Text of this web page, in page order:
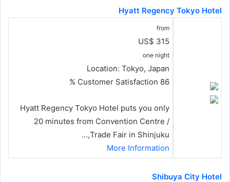
Hyatt Regency Tokyo Hotel
from
US$ 315
one night
Location: Tokyo, Japan
Customer Satisfaction 86 %
Hyatt Regency Tokyo Hotel puts you only
20 minutes from Convention Centre /
Trade Fair in Shinjuku,…
More Information
Shibuya City Hotel